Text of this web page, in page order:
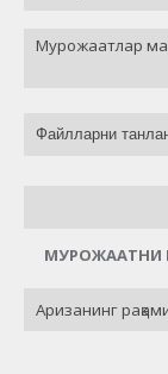
Файлларни
МУРОЖААТНИ